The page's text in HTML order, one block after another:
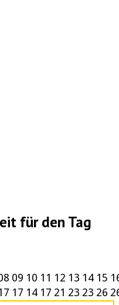
für den Tag
09 10 11 12 13 14 15
17 14 17 21 23 23 26